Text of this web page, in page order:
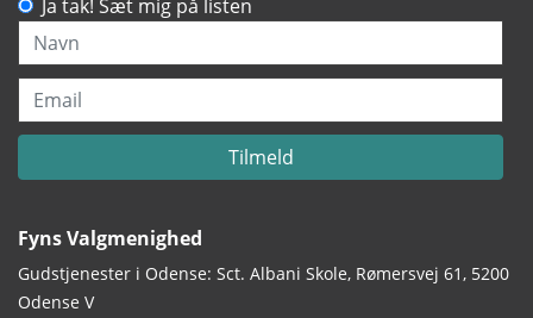
Fyns Valgmenighed
Gudstjenester i Odense: Sct. Albani Skole, Rømersvej 61, 5200
Odense V
Ja tak! Sæt mig på listen
Navn
Email
Tilmeld